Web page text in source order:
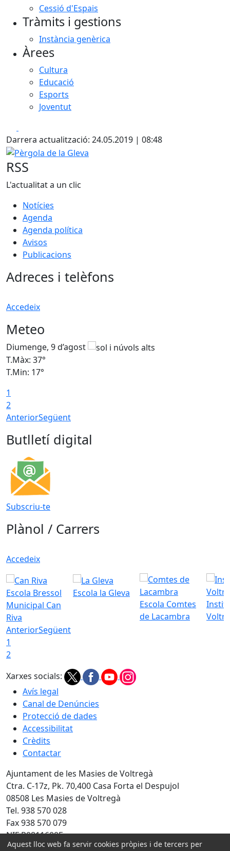
Cessió d'Espais
Tràmits i gestions
Instància genèrica
Àrees
Cultura
Educació
Esports
Joventut
Darrera actualització: 24.05.2019 | 08:48
Pèrgola de la Gleva
RSS
L'actualitat a un clic
Notícies
Agenda
Agenda política
Avisos
Publicacions
Adreces i telèfons
Accedeix
Meteo
Diumenge, 9 d’agost
T.Màx: 37°
T.Min: 17°
1
2
AnteriorSegüent
Butlletí digital
Subscriu-te
Plànol / Carrers
Accedeix
Escola Bressol
Municipal Can
Riva
Escola la Gleva
Escola Comtes
de Lacambra
AnteriorSegüent
1
2
Xarxes socials:
Avís legal
Canal de Denúncies
Protecció de dades
Accessibilitat
Crèdits
Contactar
Ajuntament de les Masies de Voltregà
Ctra. C-17z, Pk. 70,400 Casa Forta el Despujol
08508 Les Masies de Voltregà
Tel. 938 570 028
Fax 938 570 079
NIF P0811600F
Aquest lloc web fa servir cookies pròpies i de tercers per